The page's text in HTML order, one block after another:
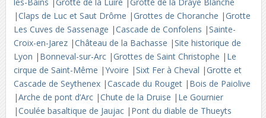
|Claps de Luc et Saut Drôme |Grottes de Choranche |Grotte
Les Cuves de Sassenage |Cascade de Confolens |Sainte-
Croix-en-Jarez |Château de la Bachasse |Site historique de
Lyon | Bonneval-sur-Arc |Grottes de Saint Christophe | Le
cirque de Saint-Même |Yvoire |Sixt Fer à Cheval |Grotte et
Cascade de Seythenex |Cascade du Rouget | Bois de Paiolive
|Arche de pont d’Arc |Chute de la Druise | Le Gournier
|Coulée basaltique de Jaujac | Pont du diable de Thueyts